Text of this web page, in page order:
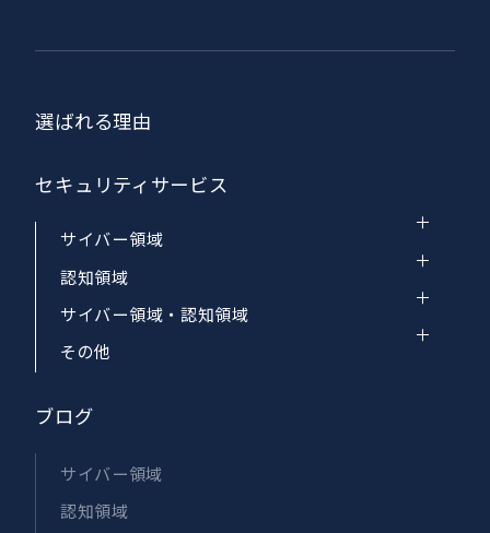
選ばれる理由
セキュリティサービス
サイバー領域
認知領域
サイバー領域・認知領域
その他
ブログ
サイバー領域
認知領域